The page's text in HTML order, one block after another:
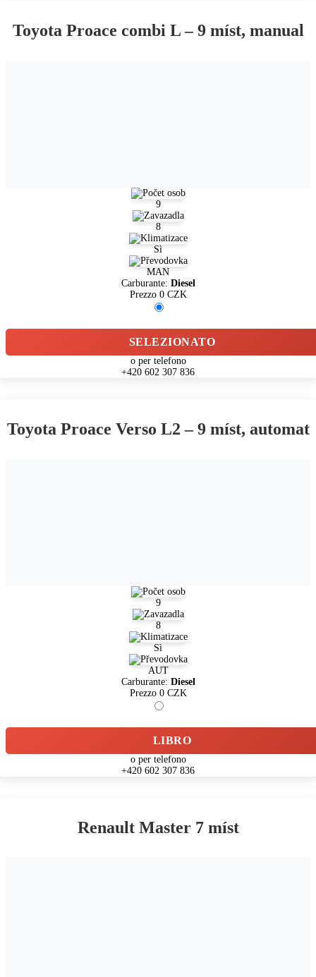
Toyota Proace combi L – 9 míst, manual
9
8
Sì
MAN
Carburante: Diesel
Prezzo 0CZK
SELEZIONATO
o per telefono
+420 602 307 836
Toyota Proace Verso L2 – 9 míst, automat
9
8
Sì
AUT
Carburante: Diesel
Prezzo 0CZK
LIBRO
o per telefono
+420 602 307 836
Renault Master 7 míst